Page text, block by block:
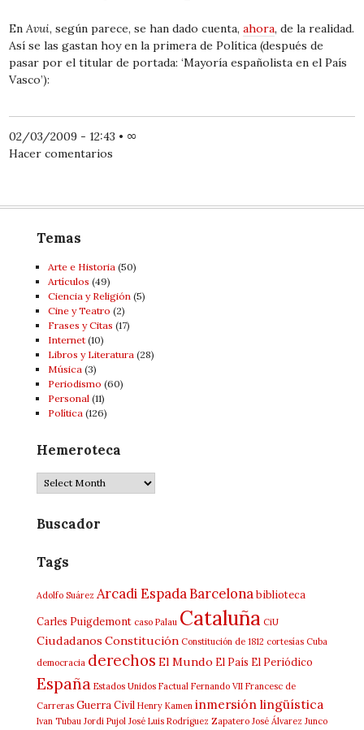
EnAvui, según parece, se han dado cuenta,ahora, de la realidad.
Así se las gastan hoy en la primera de Política (después de
pasar por el titular de portada: ‘Mayoría españolista en el País
Vasco’):
02/03/2009 - 12:43 • ∞
Hacer comentarios
Temas
Arte e Historia(50)
Artí­culos (49)
Ciencia y Religión(5)
Cine y Teatro (2)
Frases y Citas (17)
Internet(10)
Libros y Literatura(28)
Música(3)
Periodismo (60)
Personal(11)
Política(126)
Hemeroteca
Hemeroteca
Buscador
Tags
Adolfo Suárez Arcadi EspadaBarcelona biblioteca
Carles Puigdemont caso Palau Cataluña CiU
Ciudadanos Constitución Constitución de 1812 cortesías Cuba
democracia derechos El Mundo El País El Periódico
España Estados Unidos Factual Fernando VII Francesc de
Carreras Guerra Civil Henry Kamen inmersión lingüística
Ivan Tubau Jordi Pujol José Luis Rodríguez Zapatero José Álvarez Junco